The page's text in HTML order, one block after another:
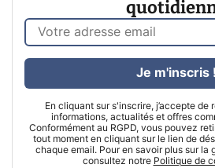
En cliquant sur s'inscrire, j’accepte de
informations, actualités et offres
Conformément au RGPD, vous pouvez
tout moment en cliquant sur le lien de
chaque email. Pour en savoir plus sur la
consultez notre Politique de
Je m'inscris !